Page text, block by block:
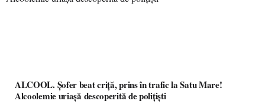
ALCOOL. Șofer beat criță, prins în trafic la Satu Mare!
Alcoolemie uriașă descoperită de polițiști